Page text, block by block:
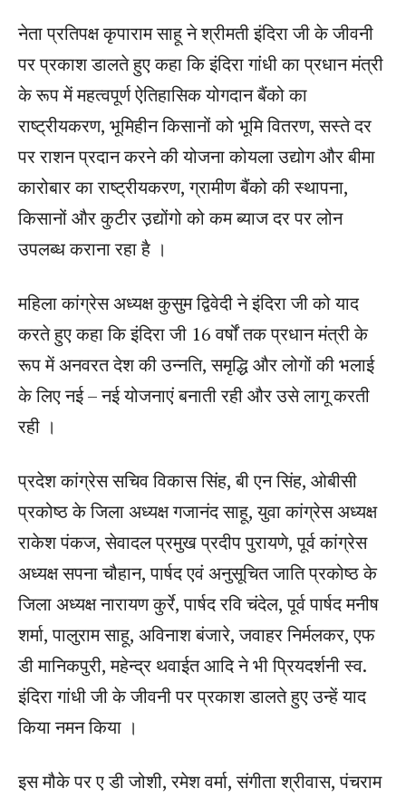
नेता प्रतिपक्ष कृपाराम साहू ने श्रीमती इंदिरा जी के जीवनी
पर प्रकाश डालते हुए कहा कि इंदिरा गांधी का प्रधान मंत्री
के रूप में महत्‍वपूर्ण ऐतिहासिक योगदान बैंको का
राष्ट्रीयकरण, भूमिहीन किसानों को भूमि वितरण, सस्‍ते दर
पर राशन प्रदान करने की योजना कोयला उद्योग और बीमा
कारोबार का राष्ट्रीयकरण, ग्रामीण बैंको की स्‍थापना,
किसानों और कुटीर उ़द्योंगो को कम ब्‍याज दर पर लोन
उपलब्‍ध कराना रहा है ।
महिला कांग्रेस अध्‍यक्ष कुसुम द्विवेदी ने इंदिरा जी को याद
करते हुए कहा कि इंदिरा जी 16 वर्षों तक प्रधान मंत्री के
रूप में अनवरत देश की उन्‍नति, समृद्धि और लोगों की भलाई
के लिए नई – नई योजनाएं बनाती रही और उसे लागू करती
रही ।
प्रदेश कांग्रेस सचिव विकास सिंह, बी एन सिंह, ओबीसी
प्रकोष्‍ठ के जिला अध्‍यक्ष गजानंद साहू, युवा कांग्रेस अध्‍यक्ष
राकेश पंकज, सेवादल प्रमुख प्रदीप पुरायणे, पूर्व कांग्रेस
अध्‍यक्ष सपना चौहान, पार्षद एवं अनुसूचित जाति प्रकोष्‍ठ के
जिला अध्‍यक्ष नारायण कुर्रे, पार्षद रवि चंदेल, पूर्व पार्षद मनीष
शर्मा, पालुराम साहू, अविनाश बंजारे, जवाहर निर्मलकर, एफ
डी मानिकपुरी, महेन्‍द्र थवाईत आदि ने भी प्रियदर्शनी स्‍व.
इंदिरा गांधी जी के जीवनी पर प्रकाश डालते हुए उन्‍हें याद
किया नमन किया ।
इस मौके पर ए डी जोशी, रमेश वर्मा, संगीता श्रीवास, पंचराम